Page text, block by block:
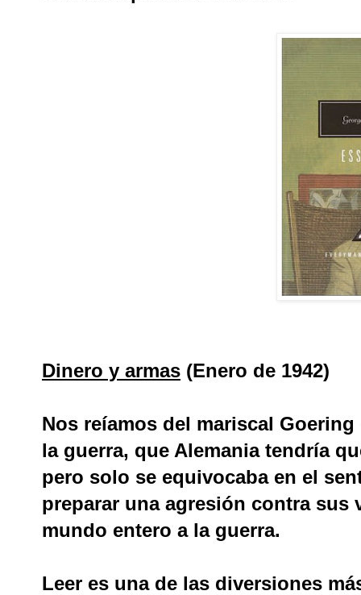
Dinero y armas (Enero de 1942)
Nos reíamos del mariscal
la guerra, que Alemania tendría
pero solo se equivocaba en el
preparar una agresión contra sus
mundo entero a la guerra.
Leer es una de las diversiones